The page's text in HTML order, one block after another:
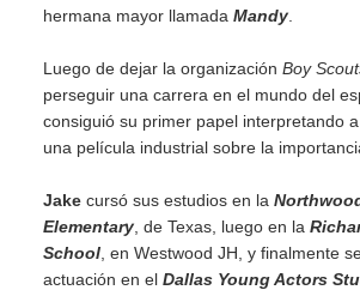
hermana mayor llamada Mandy
Luego de dejar la organización Boy
perseguir una carrera en el mundo del
consiguió su primer papel interpretando
una película industrial sobre la
Jake cursó sus estudios en la
Elementary , de Texas, luego en la
School , en Westwood JH, y finalmente
actuación en el Dallas Young Actors